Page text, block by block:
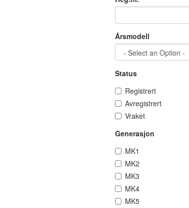
Årsmodell
Status
Registrert
Avregistrert
Vraket
Generasjon
MK1
MK2
MK3
MK4
MK5